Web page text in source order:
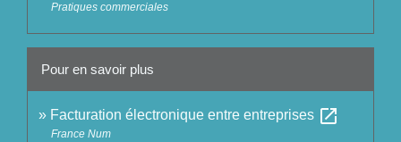
Pratiques commerciales
Pour en savoir plus
Facturation électronique entre entreprises open_in_new
France Num